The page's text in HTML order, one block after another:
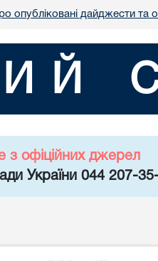
опубліковані дайджести та
з офіційних джерел
України 044 207-